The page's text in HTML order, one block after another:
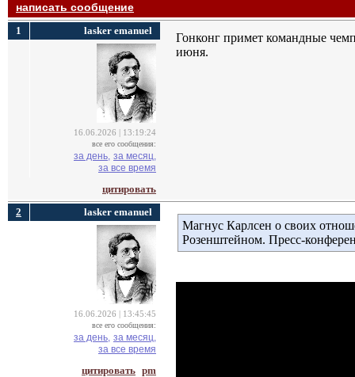
написать сообщение
1 lasker emanuel
16.06.2026 | 13:19:24
все его сообщения:
за день, за месяц,
за все время
цитировать
Гонконг примет командные
июня.
2 lasker emanuel
16.06.2026 | 13:45:45
все его сообщения:
за день, за месяц,
за все время
цитировать pm
Магнус Карлсен о своих
Розенштейном. Пресс-